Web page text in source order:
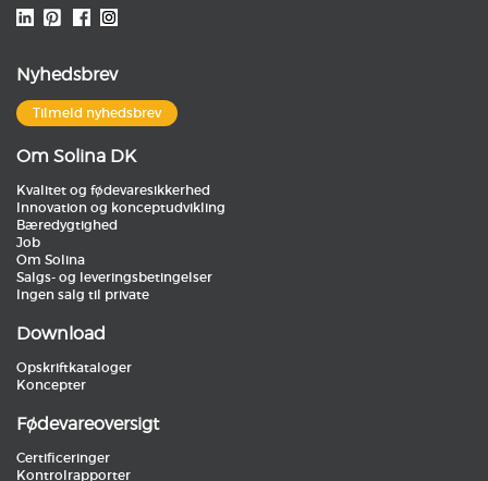
Nyhedsbrev
Tilmeld nyhedsbrev
Om Solina DK
Kvalitet og fødevaresikkerhed
Innovation og konceptudvikling
Bæredygtighed
Job
Om Solina
Salgs- og leveringsbetingelser
Ingen salg til private
Download
Opskriftkataloger
Koncepter
Fødevareoversigt
Certificeringer
Kontrolrapporter